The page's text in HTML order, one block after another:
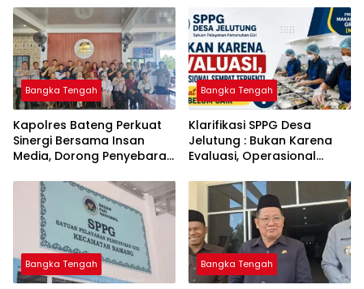
Babel
Kejahatan Hingga Tuntas
Bangka Tengah
‎Kapolres Bateng Perkuat
Sinergi Bersama Insan
Media, Dorong Penyebaran
Layanan Polri 110
Bangka Tengah
‎Klarifikasi SPPG Desa
Jelutung : Bukan Karena
Evaluasi, Operasional
Dana Banper Belum Cair
Bangka Tengah Bangka Tengah